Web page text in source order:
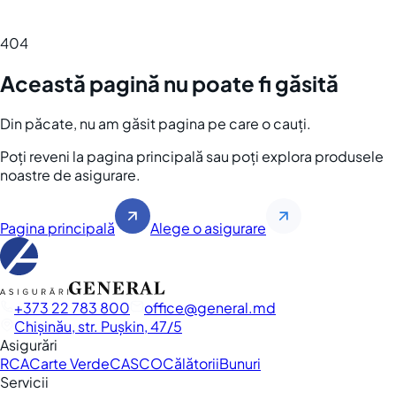
404
Această pagină nu poate fi găsită
Din păcate, nu am găsit pagina pe care o cauți.
Poți reveni la pagina principală sau poți explora produsele
noastre de asigurare.
Pagina principală Alege o asigurare
+373 22 783 800 office
general.md
Chișinău, str. Pușkin, 47/5
Asigurări
RCACarte VerdeCASCOCălătoriiBunuri
Servicii